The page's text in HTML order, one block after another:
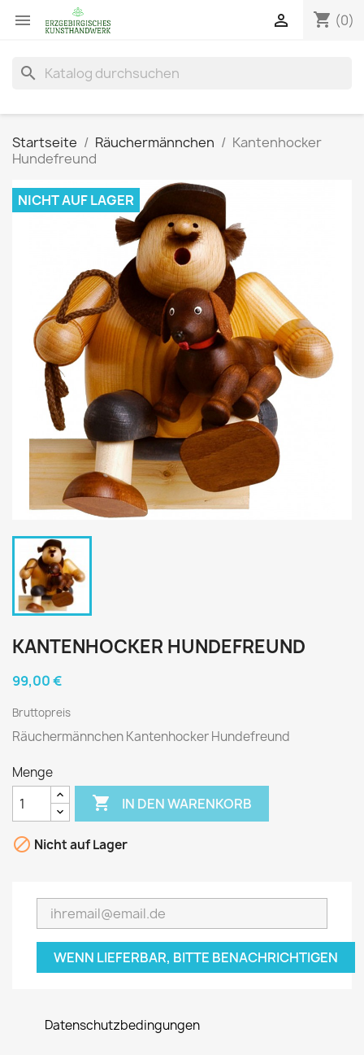
 shopping_cart (0)

search
Startseite Räuchermännchen
Kantenhocker
Hundefreund
NICHT AUF LAGER
KANTENHOCKER HUNDEFREUND
99,00 €
Bruttopreis
Räuchermännchen Kantenhocker Hundefreund
Menge
 IN DEN WARENKORB
 Nicht auf Lager
WENN LIEFERBAR, BITTE BENACHRICHTIGEN
Datenschutzbedingungen